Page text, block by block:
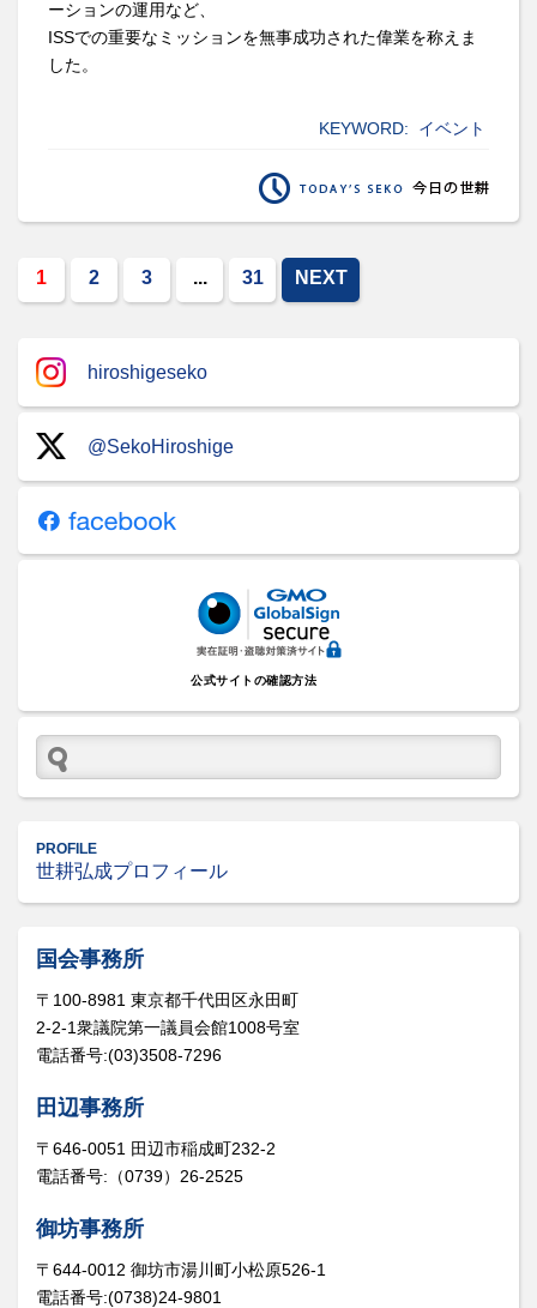
ーションの運用など、
ISSでの重要なミッションを無事成功された偉業を称えま
した。
KEYWORD: イベント
1 2 3 ... 31 NEXT
hiroshigeseko
@SekoHiroshige
公式サイトの確認方法
PROFILE
世耕弘成プロフィール
国会事務所
〒100-8981 東京都千代田区永田町
2-2-1衆議院第一議員会館1008号室
電話番号:(03)3508-7296
田辺事務所
〒646-0051 田辺市稲成町232-2
電話番号:（0739）26-2525
御坊事務所
〒644-0012 御坊市湯川町小松原526-1
電話番号:(0738)24-9801